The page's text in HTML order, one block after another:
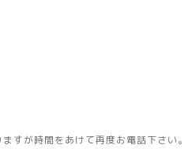
すが時間をあけて再度お電話下さい。